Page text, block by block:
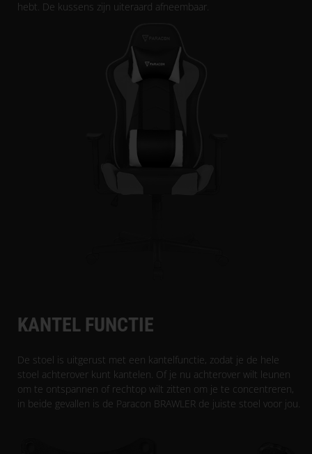
hebt. De kussens zijn uiteraard afneembaar.
KANTEL FUNCTIE
De stoel is uitgerust met een kantelfunctie, zodat je de hele
stoel achterover kunt kantelen. Of je nu achterover wilt leunen
om te ontspannen of rechtop wilt zitten om je te concentreren,
in beide gevallen is de Paracon BRAWLER de juiste stoel voor jou.